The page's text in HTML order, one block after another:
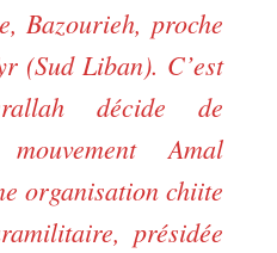
Bazourieh, proche
(Sud Liban). C’est
décide de
Amal
organisation chiite
présidée